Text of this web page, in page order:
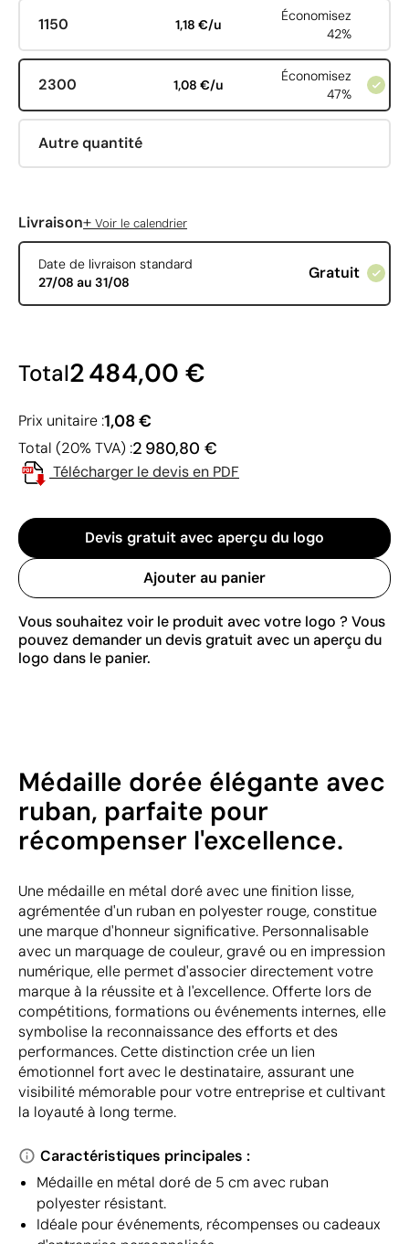
1150 1,18 €/u
Économisez
42%
2300 1,08 €/u
Économisez
47%
Autre quantité
Livraison+ Voir le calendrier
Date de livraison standard
27/08 au 31/08
Gratuit
Total2 484,00 €
Prix unitaire :1,08 €
Total (20% TVA) :2 980,80 €
Télécharger le devis en PDF
Devis gratuit avec aperçu du logo
Ajouter au panier
Vous souhaitez voir le produit avec votre logo ? Vous
pouvez demander un devis gratuit avec un aperçu du
logo dans le panier.
Médaille dorée élégante avec
ruban, parfaite pour
récompenser l'excellence.
Une médaille en métal doré avec une finition lisse,
agrémentée d'un ruban en polyester rouge, constitue
une marque d'honneur significative. Personnalisable
avec un marquage de couleur, gravé ou en impression
numérique, elle permet d'associer directement votre
marque à la réussite et à l'excellence. Offerte lors de
compétitions, formations ou événements internes, elle
symbolise la reconnaissance des efforts et des
performances. Cette distinction crée un lien
émotionnel fort avec le destinataire, assurant une
visibilité mémorable pour votre entreprise et cultivant
la loyauté à long terme.
Caractéristiques principales :
Médaille en métal doré de 5 cm avec ruban
polyester résistant.
Idéale pour événements, récompenses ou cadeaux